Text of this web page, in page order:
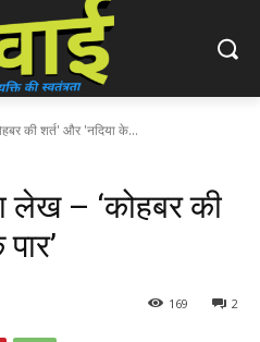
की शर्त' और 'नदिया के...
लेख – ‘कोहबर की
2
169